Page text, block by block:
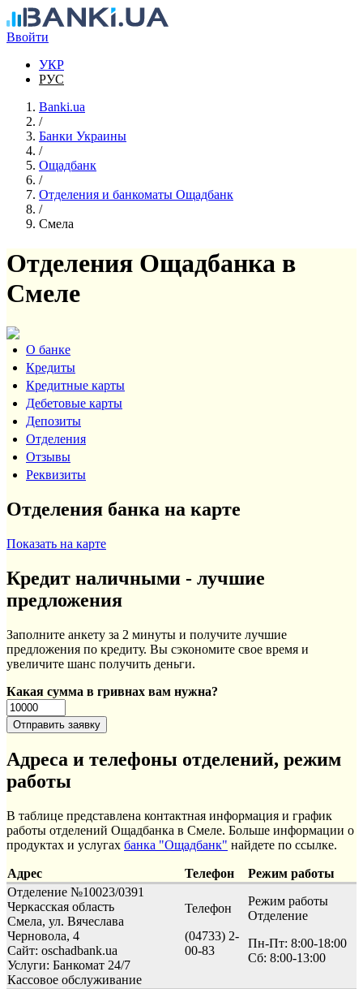
Перейти к основному содержанию
Ввойти
УКР
РУС
Banki.ua
/
Банки Украины
/
Ощадбанк
/
Отделения и банкоматы Ощадбанк
/
Смела
Отделения Ощадбанка в
Смеле
О банке
Кредиты
Кредитные карты
Дебетовые карты
Депозиты
Отделения
Отзывы
Реквизиты
Отделения банка на карте
Показать на карте
Кредит наличными - лучшие
предложения
Заполните анкету за 2 минуты и получите лучшие
предложения по кредиту. Вы сэкономите свое время и
увеличите шанс получить деньги.
Какая сумма в гривнах вам нужна?
Адреса и телефоны отделений, режим
работы
В таблице представлена контактная информация и график
работы отделений Ощадбанка в Смеле. Больше информации о
продуктах и услугах банка "Ощадбанк" найдете по ссылке.
Адрес Телефон
Режим работы
Отделение №10023/0391
Черкасская область
Смела, ул. Вячеслава
Черновола, 4
Сайт: oschadbank.ua
Услуги: Банкомат 24/7
Кассовое обслуживание
Телефон
(04733) 2-
00-83
Режим работы
Отделение
Пн-Пт: 8:00-18:00
Сб: 8:00-13:00